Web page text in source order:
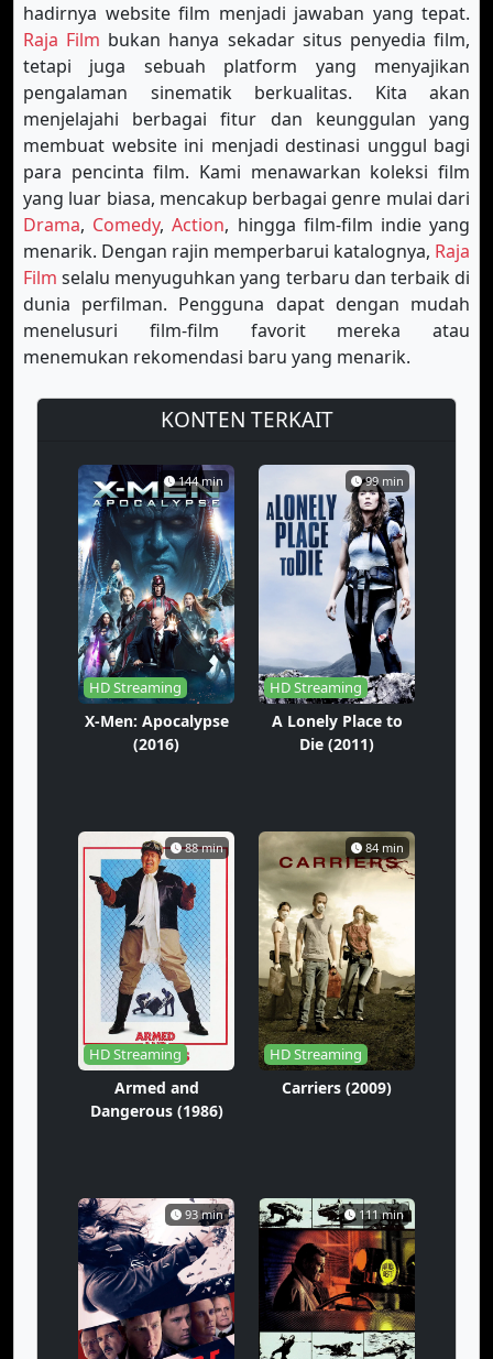
hadirnya website film menjadi jawaban yang tepat.
Raja Film bukan hanya sekadar situs penyedia film,
tetapi juga sebuah platform yang menyajikan
pengalaman sinematik berkualitas. Kita akan
menjelajahi berbagai fitur dan keunggulan yang
membuat website ini menjadi destinasi unggul bagi
para pencinta film. Kami menawarkan koleksi film
yang luar biasa, mencakup berbagai genre mulai dari
Drama, Comedy,Action, hingga film-film indie yang
menarik. Dengan rajin memperbarui katalognya, Raja
Film selalu menyuguhkan yang terbaru dan terbaik di
dunia perfilman. Pengguna dapat dengan mudah
menelusuri film-film favorit mereka atau
menemukan rekomendasi baru yang menarik.
KONTEN TERKAIT
144 min
HD Streaming
X-Men: Apocalypse
(2016)
99 min
HD Streaming
A Lonely Place to
Die (2011)
88 min
HD Streaming
Armed and
Dangerous (1986)
84 min
HD Streaming
Carriers (2009)
93 min 111 min